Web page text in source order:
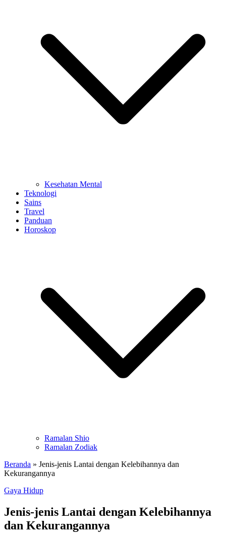
Kesehatan Mental
Teknologi
Sains
Travel
Panduan
Horoskop
Ramalan Shio
Ramalan Zodiak
Beranda » Jenis-jenis Lantai dengan Kelebihannya dan
Kekurangannya
Gaya Hidup
Jenis-jenis Lantai dengan Kelebihannya
dan Kekurangannya